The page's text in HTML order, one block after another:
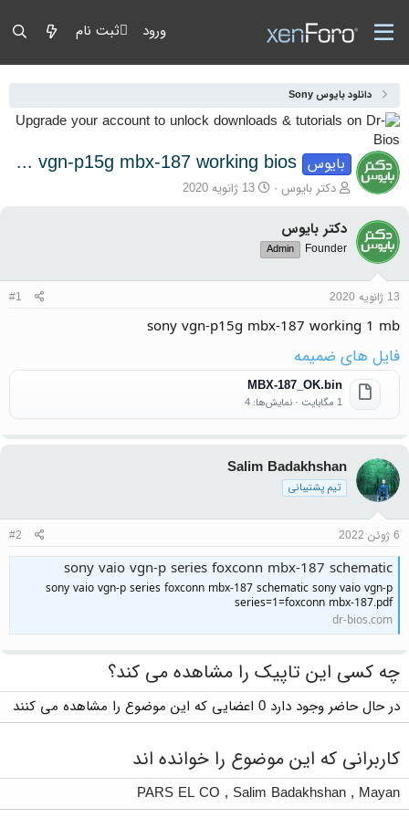
ورود ثبت نام
دانلود بایوس Sony
بایوس sony vgn-p15g mbx-187 working bios
آغازگر گفتمان
دکتر بایوس تاریخ شروع
13 ژانویه 2020
دکتر بایوس
Founder
Admin
13 ژانویه 2020 #1
sony vgn-p15g mbx-187 working 1 mb
فایل های ضمیمه
MBX-187_OK.bin
1 مگابایت · نمایش‌ها: 4
Salim Badakhshan
تیم پشتیبانی
6 ژوئن 2022 #2
sony vaio vgn-p series foxconn mbx-187 schematic
sony vaio vgn-p series foxconn mbx-187 schematic sony vaio vgn-p
series=1=foxconn mbx-187.pdf
dr-bios.com
چه کسی این تاپیک را مشاهده می کند؟
در حال حاضر وجود دارد 0 اعضایی که این موضوع را مشاهده می کنند
کاربرانی که این موضوع را خوانده اند
Mayan
,
Salim Badakhshan
,
PARS EL CO